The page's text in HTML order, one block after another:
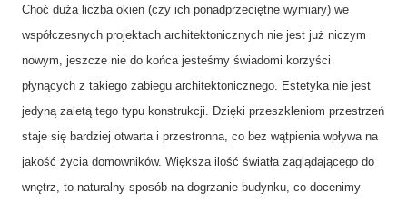
Choć duża liczba okien (czy ich ponadprzeciętne wymiary) we
współczesnych projektach architektonicznych nie jest już niczym
nowym, jeszcze nie do końca jesteśmy świadomi korzyści
płynących z takiego zabiegu architektonicznego. Estetyka nie jest
jedyną zaletą tego typu konstrukcji. Dzięki przeszkleniom przestrzeń
staje się bardziej otwarta i przestronna, co bez wątpienia wpływa na
jakość życia domowników. Większa ilość światła zaglądającego do
wnętrz, to naturalny sposób na dogrzanie budynku, co docenimy